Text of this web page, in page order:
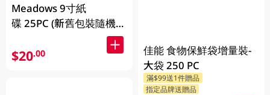
Meadows 9寸紙
碟 25PC (新舊包裝隨機發
$20.00
佳能 食物保鮮袋增量裝-
大袋 250 PC
滿$99送1件贈品
指定品牌送贈品